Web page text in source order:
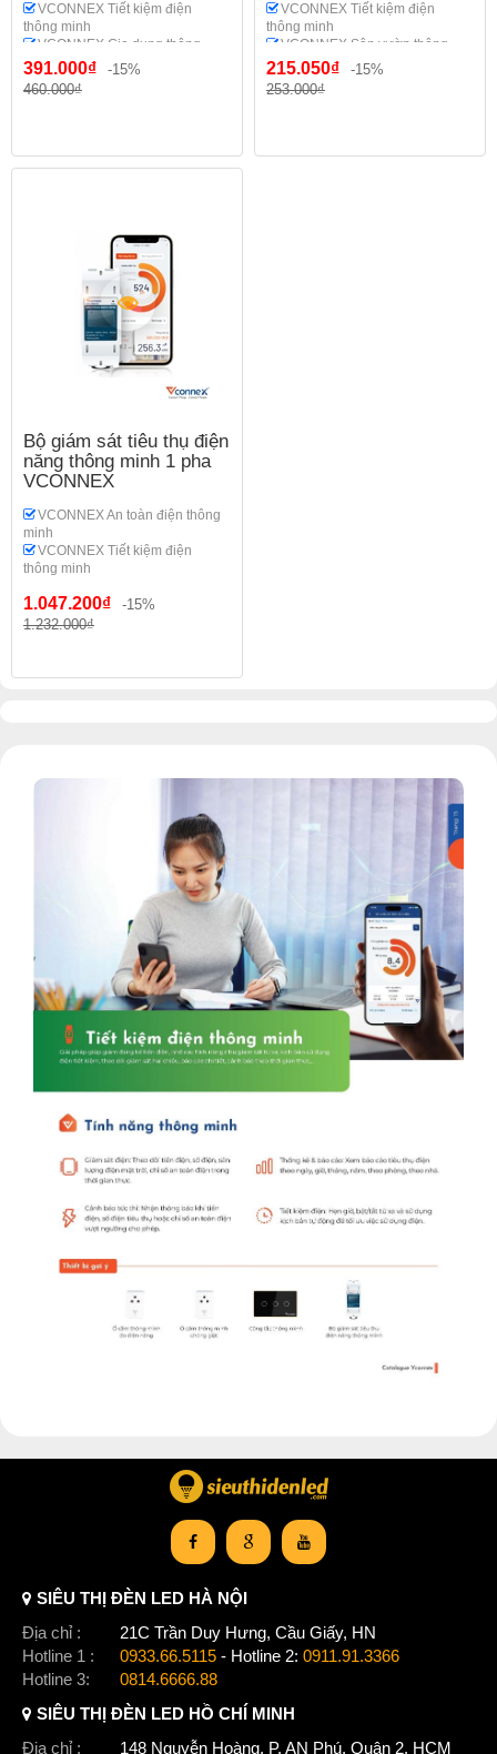
VCONNEX Tiết kiệm điện
thông minh
VCONNEX Gia dụng thông
minh
VCONNEX Tự động hóa thông
minh
391.000₫
-15%
460.000₫
VCONNEX Tiết kiệm điện
thông minh
VCONNEX Sân vườn thông
minh
VCONNEX Gia dụng thông
minh
215.050₫
-15%
253.000₫
Bộ giám sát tiêu thụ điện
năng thông minh 1 pha
VCONNEX
VCONNEX An toàn điện thông
minh
VCONNEX Tiết kiệm điện
thông minh
1.047.200₫
-15%
1.232.000₫
SIÊU THỊ ĐÈN LED HÀ NỘI
Địa chỉ :
21C Trần Duy Hưng, Cầu Giấy, HN
Hotline 1 :
0933.66.5115 - Hotline 2: 0911.91.3366
Hotline 3:
0814.6666.88
SIÊU THỊ ĐÈN LED HỒ CHÍ MINH
Địa chỉ :
148 Nguyễn Hoàng, P. AN Phú, Quận 2, HCM